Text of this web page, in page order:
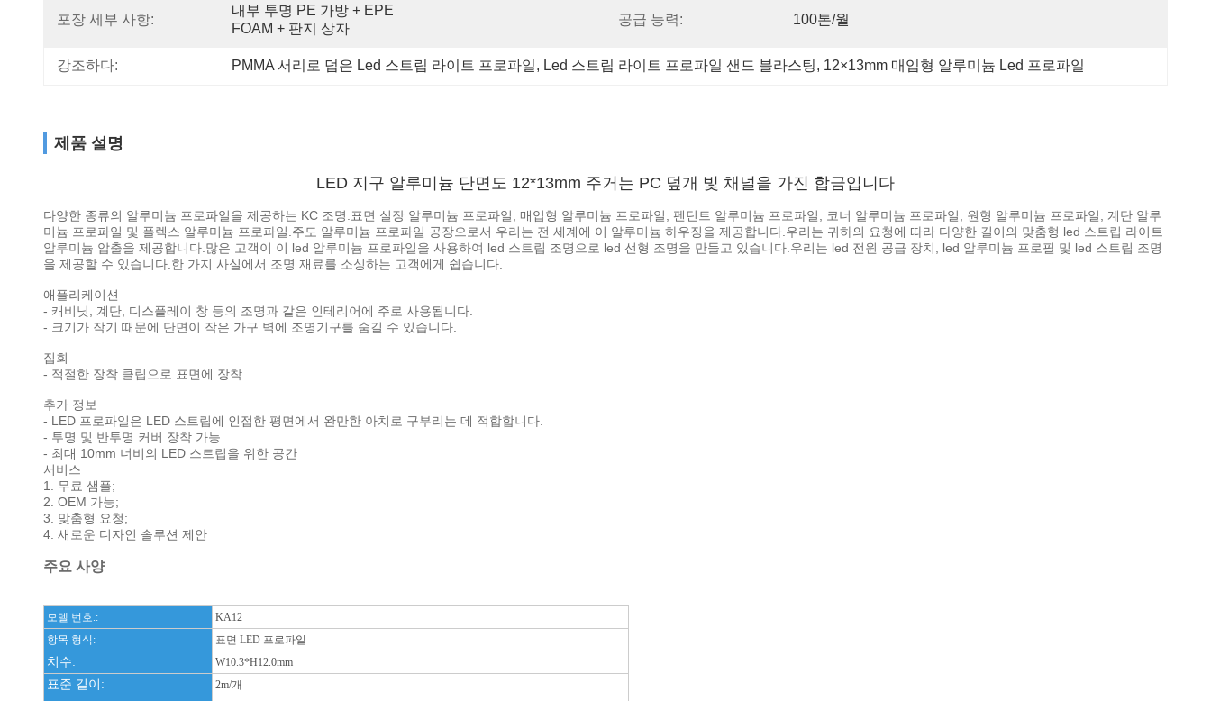
포장 세부 사항:
내부 투명 PE 가방 + EPE
FOAM + 판지 상자
공급 능력: 100톤/월
강조하다: PMMA 서리로 덥은 Led 스트립 라이트 프로파일, Led 스트립 라이트 프로파일 샌드 블라스팅, 12×13mm 매입형 알루미늄 Led 프로파일
제품 설명
LED 지구 알루미늄 단면도 12*13mm 주거는 PC 덮개 빛 채널을 가진 합금입니다
다양한 종류의 알루미늄 프로파일을 제공하는 KC 조명.표면 실장 알루미늄 프로파일, 매입형 알루미늄 프로파일, 펜던트 알루미늄 프로파일, 코너 알루미늄 프로파일, 원형 알루미늄 프로파일, 계단 알루
미늄 프로파일 및 플렉스 알루미늄 프로파일.주도 알루미늄 프로파일 공장으로서 우리는 전 세계에 이 알루미늄 하우징을 제공합니다.우리는 귀하의 요청에 따라 다양한 길이의 맞춤형 led 스트립 라이트
알루미늄 압출을 제공합니다.많은 고객이 이 led 알루미늄 프로파일을 사용하여 led 스트립 조명으로 led 선형 조명을 만들고 있습니다.우리는 led 전원 공급 장치, led 알루미늄 프로필 및 led 스트립 조명
을 제공할 수 있습니다.한 가지 사실에서 조명 재료를 소싱하는 고객에게 쉽습니다.
애플리케이션
- 캐비닛, 계단, 디스플레이 창 등의 조명과 같은 인테리어에 주로 사용됩니다.
- 크기가 작기 때문에 단면이 작은 가구 벽에 조명기구를 숨길 수 있습니다.
집회
- 적절한 장착 클립으로 표면에 장착
추가 정보
- LED 프로파일은 LED 스트립에 인접한 평면에서 완만한 아치로 구부리는 데 적합합니다.
- 투명 및 반투명 커버 장착 가능
- 최대 10mm 너비의 LED 스트립을 위한 공간
서비스
1. 무료 샘플;
2. OEM 가능;
3. 맞춤형 요청;
4. 새로운 디자인 솔루션 제안
주요 사양
모델 번호.:
KA12
항목 형식:
표면 LED 프로파일
치수: W10.3*H12.0mm
표준 길이: 2m/개